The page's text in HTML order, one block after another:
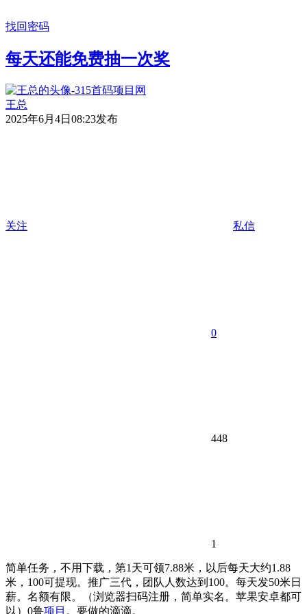
找回密码
每天还能免费抽一次奖
王总
2025年6月4日08:23发布
关注 私信
0
448
1
简单任务，不用下载，第1天可领7.88米，以后每天大约1.88
米，100可提现。推广三代，团队人数达到100。每天发50米日
薪。名额有限。（浏览器扫码注册，简单实名。苹果安卓都可
以）0鲁项目 。要做的滴滴。